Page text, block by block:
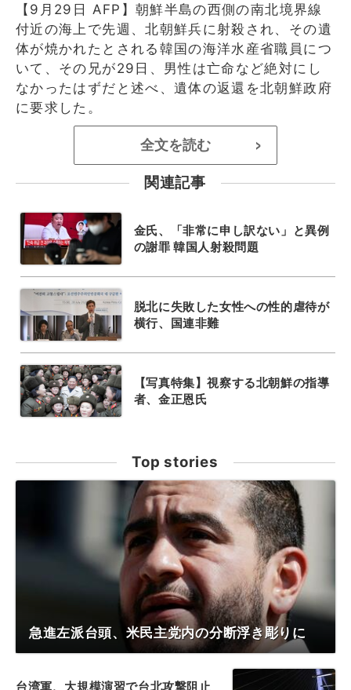
【9月29日 AFP】朝鮮半島の西側の南北境界線
付近の海上で先週、北朝鮮兵に射殺され、その遺
体が焼かれたとされる韓国の海洋水産省職員につ
いて、その兄が29日、男性は亡命など絶対にし
なかったはずだと述べ、遺体の返還を北朝鮮政府
に要求した。
全文を読む >
関連記事
金氏、「非常に申し訳ない」と異例
の謝罪 韓国人射殺問題
脱北に失敗した女性への性的虐待が
横行、国連非難
【写真特集】視察する北朝鮮の指導
者、金正恩氏
Top stories
急進左派台頭、米民主党内の分断浮き彫りに
台湾軍、大規模演習で台北攻撃阻止